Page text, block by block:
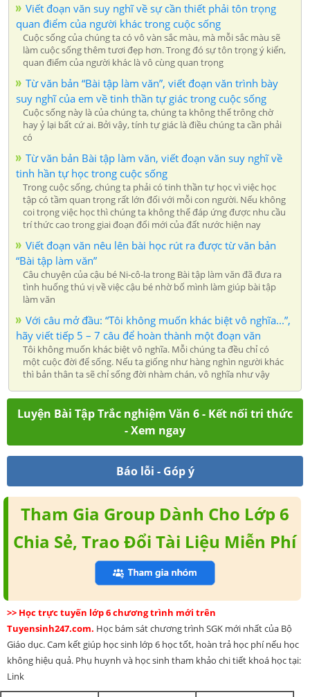
Viết đoạn văn suy nghĩ về sự cần thiết phải tôn trọng
quan điểm của người khác trong cuộc sống
Cuộc sống của chúng ta có vô vàn sắc màu, mà mỗi sắc màu sẽ
làm cuộc sống thêm tươi đẹp hơn. Trong đó sự tôn trọng ý kiến,
quan điểm của người khác là vô cùng quan trọng
Từ văn bản “Bài tập làm văn”, viết đoạn văn trình bày
suy nghĩ của em về tinh thần tự giác trong cuộc sống
Cuộc sống này là của chúng ta, chúng ta không thể trông chờ
hay ỷ lại bất cứ ai. Bởi vậy, tính tự giác là điều chúng ta cần phải
có
Từ văn bản Bài tập làm văn, viết đoạn văn suy nghĩ về
tinh hần tự học trong cuộc sống
Trong cuộc sống, chúng ta phải có tinh thần tự học vì việc học
tập có tầm quan trọng rất lớn đối với mỗi con người. Nếu không
coi trọng việc học thì chúng ta không thể đáp ứng được nhu cầu
trí thức cao trong giai đoạn đổi mới của đất nước hiện nay
Viết đoạn văn nêu lên bài học rút ra được từ văn bản
“Bài tập làm văn”
Câu chuyện của cậu bé Ni-cô-la trong Bài tập làm văn đã đưa ra
tình huống thú vị về việc cậu bé nhờ bố mình làm giúp bài tập
làm văn
Với‌ ‌câu‌ ‌mở‌ ‌đầu: ‌“Tôi‌ ‌không‌ ‌muốn‌ ‌khác‌ ‌biệt‌ ‌vô‌ ‌nghĩa...”,‌
hãy‌ ‌viết‌ ‌tiếp‌ ‌5‌ ‌–‌ ‌7‌ ‌câu‌ ‌để‌ ‌hoàn‌ ‌thành‌ ‌một‌ ‌đoạn‌ ‌văn
Tôi‌ ‌không‌ ‌muốn‌ ‌khác‌ ‌biệt‌ ‌vô‌ ‌nghĩa.‌ ‌Mỗi‌ ‌chúng‌ ‌ta‌ ‌đều‌ ‌chỉ‌ ‌có‌
‌một‌ ‌cuộc‌ ‌đời‌ ‌để‌ ‌sống.‌ ‌Nếu‌ ‌ta‌ ‌giống‌ ‌như‌ ‌hàng‌ ‌nghìn‌ ‌người‌ ‌khác‌
‌thì‌ ‌bản‌ ‌thân‌ ‌ta‌ ‌sẽ‌ ‌chỉ‌ ‌sống‌ ‌đời‌ ‌nhàm‌ ‌chán,‌ ‌vô‌ ‌nghĩa‌ ‌như‌ ‌vậy
Luyện Bài Tập Trắc nghiệm Văn 6 - Kết nối tri thức
- Xem ngay
Báo lỗi - Góp ý
Tham Gia Group Dành Cho Lớp 6
Chia Sẻ, Trao Đổi Tài Liệu Miễn Phí
>> Học trực tuyến lớp 6 chương trình mới trên
Tuyensinh247.com. Học bám sát chương trình SGK mới nhất của Bộ
Giáo dục. Cam kết giúp học sinh lớp 6 học tốt, hoàn trả học phí nếu học
không hiệu quả. Phụ huynh và học sinh tham khảo chi tiết khoá học tại:
Link